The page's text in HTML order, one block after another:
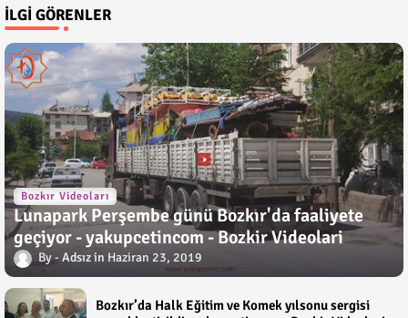
İLGI GÖRENLER
Bozkır Videoları
Lunapark Perşembe günü Bozkır'da faaliyete
geçiyor - yakupcetincom - Bozkir Videolari
Adsız Haziran 23, 2019
Bozkır’da Halk Eğitim ve Komek yılsonu sergisi